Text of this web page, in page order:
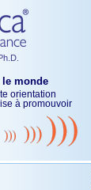
monde
orientation
à promouvoir